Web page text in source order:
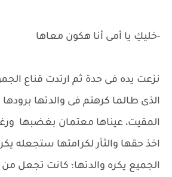
-خليكِ يا أمى أنا هكون معاها
نزعت يده فى حدة ثم ارتدت قناع
الذى طالما كرهتم فى والدتها برودها
المقيت، عيناها معتمان بغضبها
اخذ حقها والثأر لكرامتها ستجعله
الجميع يكره والدتها؛ كانت تجعل